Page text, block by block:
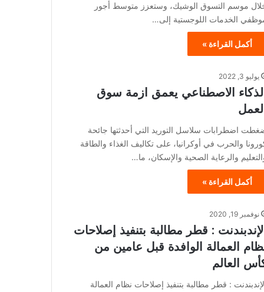
موسم التسوق الوشيك، وستعزز متوسط ​​أجور
الخدمات اللوجستية إلى…
أكمل القراءة »
يوليو 3, 2022
الذكاء الاصطناعي يعمق ازمة سوق
العمل
اضطرابات سلاسل التوريد التي أحدثتها جائحة
والحرب في أوكرانيا، على تكاليف الغذاء والطاقة
والرعاية الصحية والإسكان، ما…
أكمل القراءة »
نوفمبر 19, 2020
الإندبندنت : قطر مطالبة بتنفيذ إصلاحات
العمالة الوافدة قبل عامين من
العالم
: قطر مطالبة بتنفيذ إصلاحات نظام العمالة